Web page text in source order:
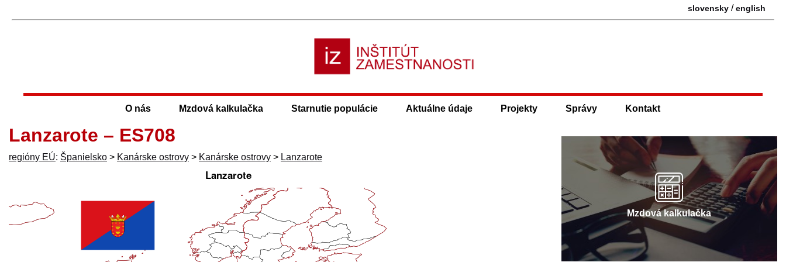
slovensky /english
O nás Mzdová kalkulačka Starnutie populácie Aktuálne údaje Projekty Správy Kontakt
Lanzarote – ES708
regióny EÚ: Španielsko > Kanárske ostrovy > Kanárske ostrovy > Lanzarote
Mzdová kalkulačka